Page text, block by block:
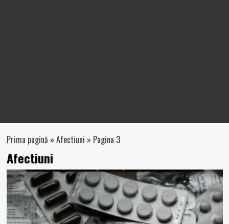
Prima pagină » Afectiuni » Pagina 3
Afectiuni